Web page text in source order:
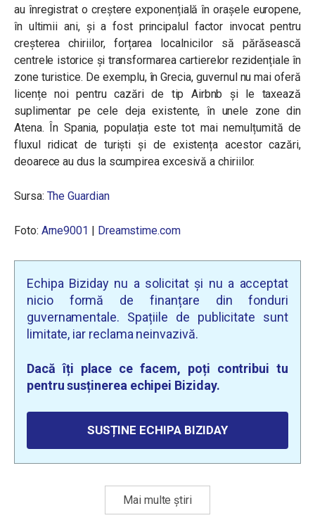
au înregistrat o creștere exponențială în orașele europene,
în ultimii ani, și a fost principalul factor invocat pentru
creșterea chiriilor, forțarea localnicilor să părăsească
centrele istorice și transformarea cartierelor rezidențiale în
zone turistice. De exemplu, în Grecia, guvernul nu mai oferă
licențe noi pentru cazări de tip Airbnb și le taxează
suplimentar pe cele deja existente, în unele zone din
Atena. În Spania, populația este tot mai nemulțumită de
fluxul ridicat de turiști și de existența acestor cazări,
deoarece au dus la scumpirea excesivă a chiriilor.
Sursa: The Guardian
Foto: Arne9001 | Dreamstime.com
Echipa Biziday nu a solicitat și nu a acceptat
nicio formă de finanțare din fonduri
guvernamentale. Spațiile de publicitate sunt
limitate, iar reclama neinvazivă.
Dacă îți place ce facem, poți contribui tu
pentru susținerea echipei Biziday.
SUSȚINE ECHIPA BIZIDAY
Mai multe știri